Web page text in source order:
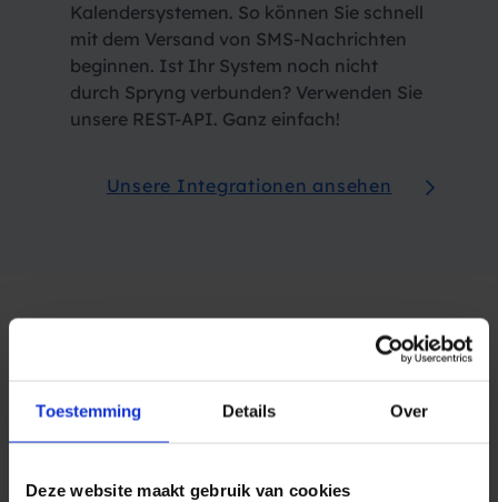
Toestemming Details Over
Deze website maakt gebruik van cookies
Kalendersystemen. So können Sie schnell
mit dem Versand von SMS-Nachrichten
beginnen. Ist Ihr System noch nicht
durch Spryng verbunden? Verwenden Sie
unsere REST-API. Ganz einfach!
Unsere Integrationen ansehen
Sicherheits-